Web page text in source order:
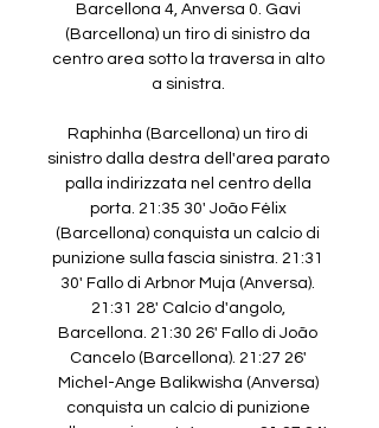
Barcellona 4, Anversa 0. Gavi
(Barcellona) un tiro di sinistro da
centro area sotto la traversa in alto
a sinistra.
Raphinha (Barcellona) un tiro di
sinistro dalla destra dell'area parato
palla indirizzata nel centro della
porta. 21:35 30' João Félix
(Barcellona) conquista un calcio di
punizione sulla fascia sinistra. 21:31
30' Fallo di Arbnor Muja (Anversa).
21:31 28' Calcio d'angolo,
Barcellona. 21:30 26' Fallo di João
Cancelo (Barcellona). 21:27 26'
Michel-Ange Balikwisha (Anversa)
conquista un calcio di punizione